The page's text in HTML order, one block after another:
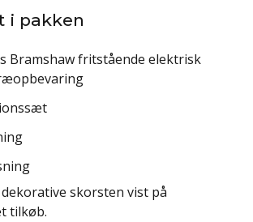
i pakken
Bramshaw fritstående elektrisk
skorsten vist på
tilkøb.